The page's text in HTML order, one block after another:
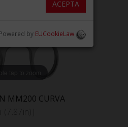
tap to zoom
MM200 CURVA
ACEPTA
Powered by EUCookieLaw